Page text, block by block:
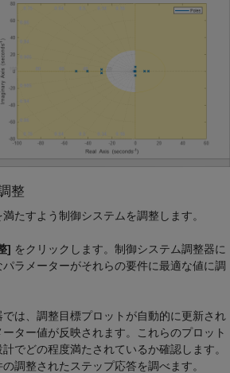
整
たすよう制御システムを調整します。
] をクリックします。制御システム調整器に
ラメーターがそれらの要件に最適な値に調
は、調整目標プロットが自動的に更新され
ター値が反映されます。これらのプロット
でどの程度満たされているか確認します。
調整されたステップ応答を調べます。